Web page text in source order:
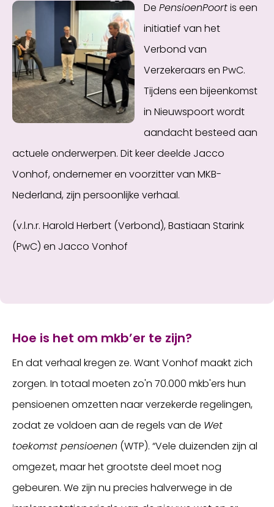
De PensioenPoortis een
initiatief van het
Verbond van
Verzekeraars en PwC.
Tijdens een bijeenkomst
in Nieuwspoort wordt
aandacht besteed aan
actuele onderwerpen. Dit keer deelde Jacco
Vonhof, ondernemer en voorzitter van MKB-
Nederland, zijn persoonlijke verhaal.
(v.l.n.r. Harold Herbert (Verbond), Bastiaan Starink
(PwC) en Jacco Vonhof
Hoe is het om mkb’er te zijn?
En dat verhaal kregen ze. Want Vonhof maakt zich
zorgen. In totaal moeten zo'n 70.000 mkb'ers hun
pensioenen omzetten naar verzekerde regelingen,
zodat ze voldoen aan de regels van de Wet
toekomst pensioenen (WTP). “Vele duizenden zijn al
omgezet, maar het grootste deel moet nog
gebeuren. We zijn nu precies halverwege in de